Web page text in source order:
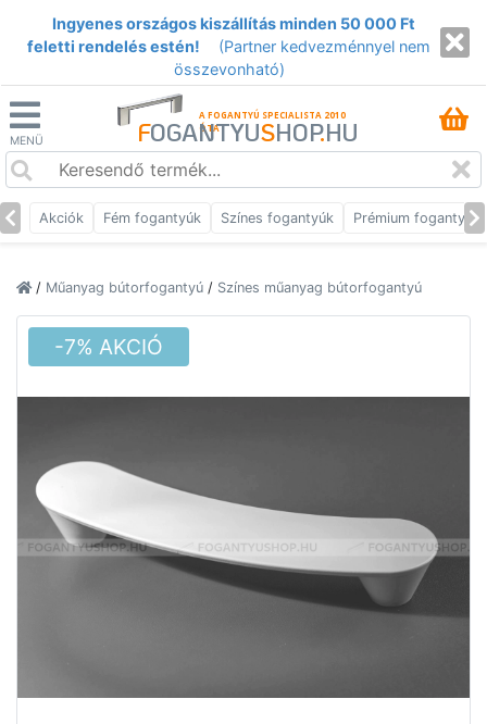
Ingyenes országos kiszállítás minden 50 000 Ft
feletti rendelés estén!
(Partner kedvezménnyel nem
összevonható)
MENÜ
A FOGANTYÚ SPECIALISTA 2010
ÓTA
FOGANTYUSHOP.HU
Akciók Fém fogantyúk Színes fogantyúk Prémium fogantyúk
/ Műanyag bútorfogantyú / Színes műanyag bútorfogantyú
-7% AKCIÓ